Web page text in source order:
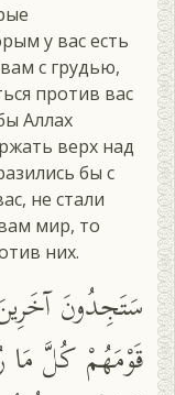
у вас есть
с грудью,
против вас
Аллах
верх над
бы с
не стали
мир, то
них.
سَتَجِدُونَ آخَرِينَ
قَوْمَهُمْ كُلَّ مَا